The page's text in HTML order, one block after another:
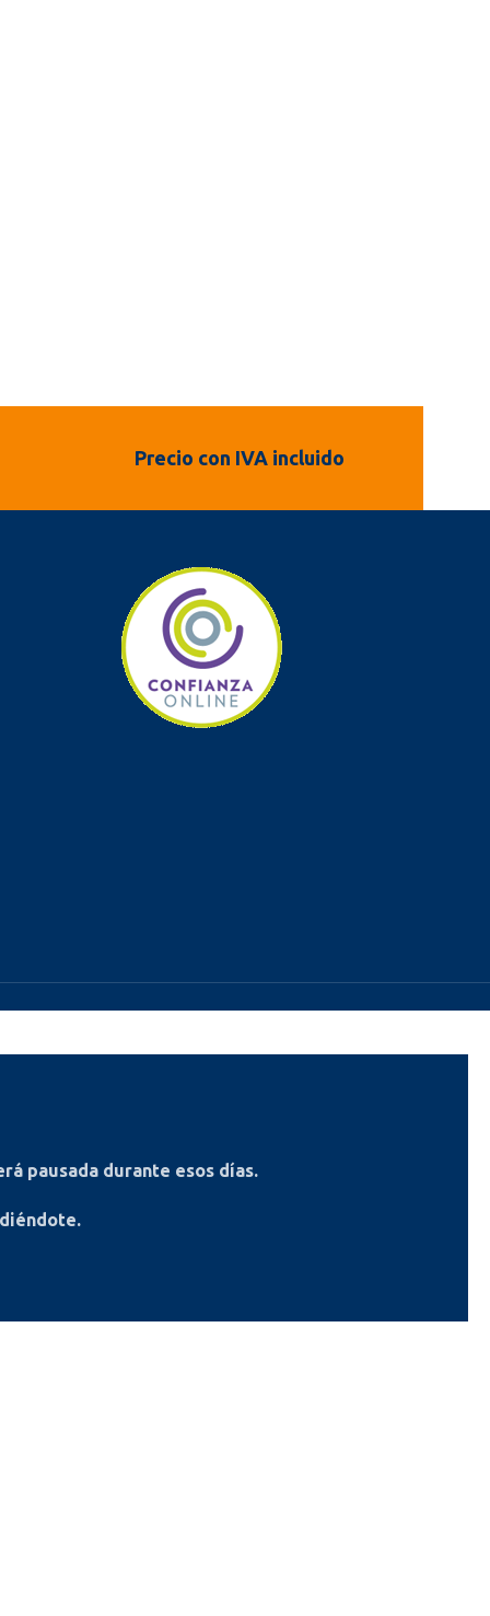
Precio con IVA incluido
pausada durante esos días.